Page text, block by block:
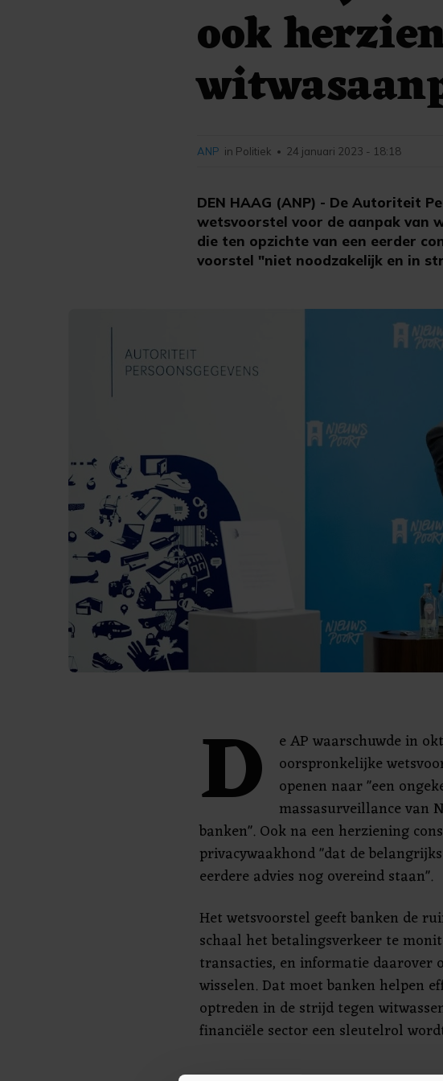
ook
DEN HAAG (ANP) - De Autoriteit
wetsvoorstel voor de aanpak van
die ten opzichte van een eerder
voorstel "niet noodzakelijk en in
ANP in Politiek • 24 januari 2023 - 18:18
D
e AP waarschuwde in
oorspronkelijke
openen naar "een
massasurveillance van
banken". Ook na een herziening
privacywaakhond "dat de
eerdere advies nog overeind staan".
Het wetsvoorstel geeft banken de
schaal het betalingsverkeer te
transacties, en informatie daarover
wisselen. Dat moet banken helpen
optreden in de strijd tegen
financiële sector een sleutelrol